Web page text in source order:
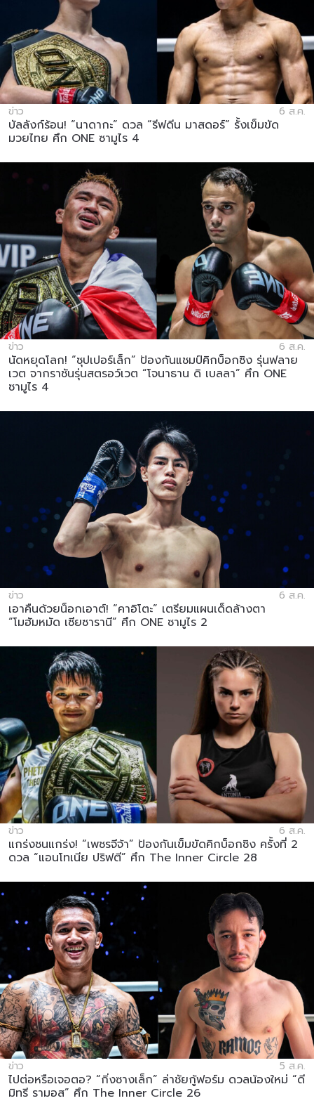
ข่าว 6 ส.ค.
บัลลังก์ร้อน! “นาดากะ” ดวล “รีฟดีน มาสดอร์” รั้งเข็มขัด
มวยไทย ศึก ONE ซามูไร 4
ข่าว 6 ส.ค.
นัดหยุดโลก! “ซุปเปอร์เล็ก” ป้องกันแชมป์คิกบ็อกซิง รุ่นฟลาย
เวต จากราชันรุ่นสตรอว์เวต “โจนาธาน ดิ เบลลา” ศึก ONE
ซามูไร 4
ข่าว 6 ส.ค.
เอาคืนด้วยน็อกเอาต์! “คาอิโตะ” เตรียมแผนเด็ดล้างตา
“โมฮัมหมัด เซียซารานี” ศึก ONE ซามูไร 2
ข่าว 6 ส.ค.
แกร่งชนแกร่ง! “เพชรจีจ้า” ป้องกันเข็มขัดคิกบ็อกซิง ครั้งที่ 2
ดวล “แอนโทเนีย ปริฟตี” ศึก The Inner Circle 28
ข่าว 5 ส.ค.
ไปต่อหรือเจอตอ? “กิ่งซางเล็ก” ล่าชัยกู้ฟอร์ม ดวลน้องใหม่ “ดี
มิทรี รามอส” ศึก The Inner Circle 26